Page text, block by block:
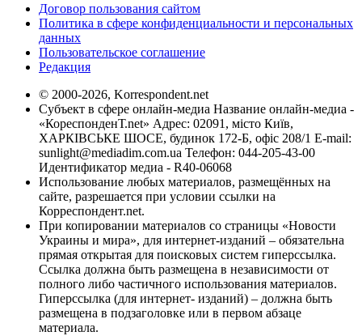
Договор пользования сайтом
Политика в сфере конфиденциальности и персональных
данных
Пользовательское соглашение
Редакция
© 2000-2026, Korrespondent.net
Субъект в сфере онлайн-медиа Название онлайн-медиа -
«КореспонденТ.net» Адрес: 02091, місто Київ,
ХАРКІВСЬКЕ ШОСЕ, будинок 172-Б, офіс 208/1 E-mail:
sunlight@mediadim.com.ua Телефон: 044-205-43-00
Идентификатор медиа - R40-06068
Использование любых материалов, размещённых на
сайте, разрешается при условии ссылки на
Корреспондент.net.
При копировании материалов со страницы «Новости
Украины и мира», для интернет-изданий – обязательна
прямая открытая для поисковых систем гиперссылка.
Ссылка должна быть размещена в независимости от
полного либо частичного использования материалов.
Гиперссылка (для интернет- изданий) – должна быть
размещена в подзаголовке или в первом абзаце
материала.